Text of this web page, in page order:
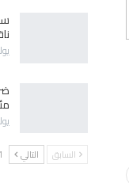
السابق التالي 1 من 3٬704